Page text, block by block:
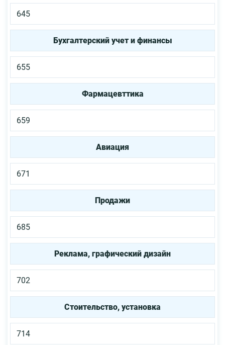
645
Бухгалтерский учет и финансы
655
Фармацевттика
659
Авиация
671
Продажи
685
Реклама, графический дизайн
702
Стоительство, установка
714